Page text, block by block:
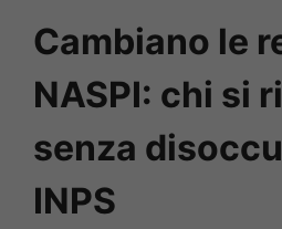
Cambiano le
NASPI: chi si
senza
INPS